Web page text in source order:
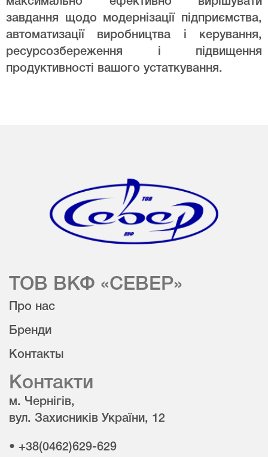
завдання щодо модернізації підприємства,
автоматизації виробництва і керування,
ресурсозбереження і підвищення
продуктивності вашого устаткування.
ТОВ ВКФ «СЕВЕР»
Про нас
Бренди
Контакты
Контакти
м. Чернігів,
вул. Захисників України, 12
• +38(0462)629-629